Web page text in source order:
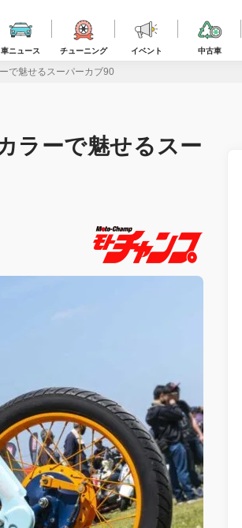
車ニュース チューニング イベント 中古車
で魅せるスーパーカブ90
ラーで魅せるスー